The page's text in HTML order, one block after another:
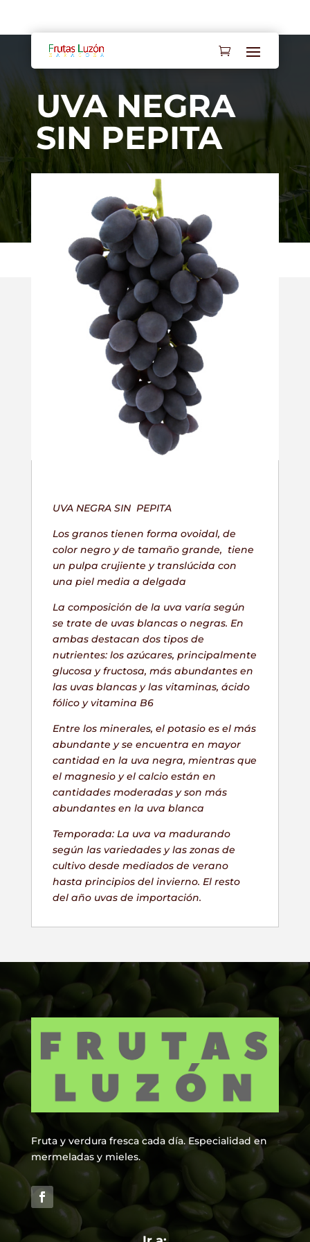
UVA NEGRA
SIN PEPITA
UVA NEGRA SIN PEPITA
Los granos tienen forma ovoidal, de
color negro y de tamaño grande, tiene
un pulpa crujiente y translúcida con
una piel media a delgada
La composición de la uva varía según
se trate de uvas blancas o negras. En
ambas destacan dos tipos de
nutrientes: los azúcares, principalmente
glucosa y fructosa, más abundantes en
las uvas blancas y las vitaminas, ácido
fólico y vitamina B6
Entre los minerales, el potasio es el más
abundante y se encuentra en mayor
cantidad en la uva negra, mientras que
el magnesio y el calcio están en
cantidades moderadas y son más
abundantes en la uva blanca
Temporada: La uva va madurando
según las variedades y las zonas de
cultivo desde mediados de verano
hasta principios del invierno. El resto
del año uvas de importación.
Fruta y verdura fresca cada día. Especialidad en
mermeladas y mieles.